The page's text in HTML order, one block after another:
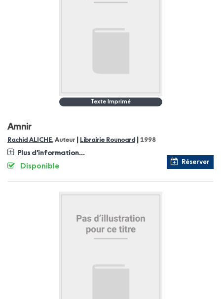
Texte Imprimé
Amnir
Rachid ALICHE, Auteur Librairie Rounoard 1998
Plus d'information...
Réserver
Disponible